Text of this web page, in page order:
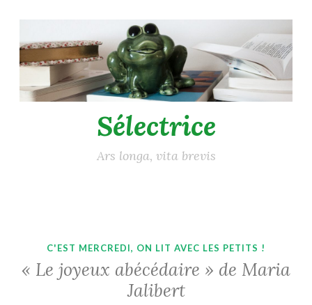
au
contenu
principal
Sélectrice
Ars longa, vita brevis
C'EST MERCREDI, ON LIT AVEC LES PETITS !
« Le joyeux abécédaire » de Maria
Jalibert